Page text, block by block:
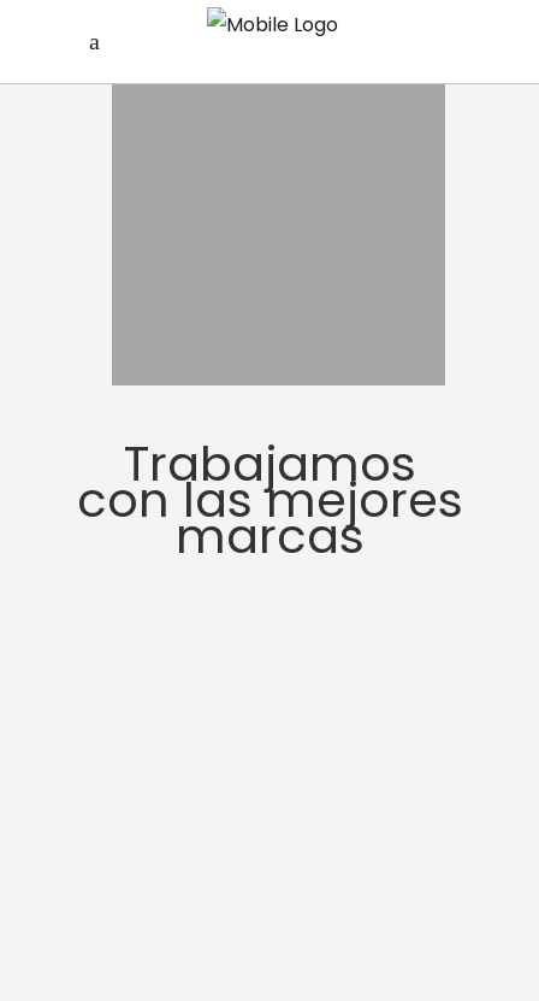
Trabajamos
con las mejores
marcas